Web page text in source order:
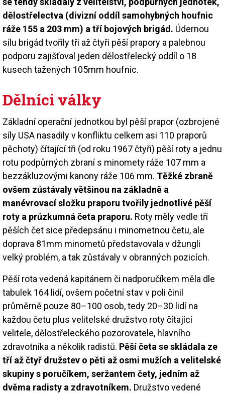
dělostřelectva (divizní oddíl samohybných houfnic
ráže 155 a 203 mm) a tří bojových brigád. Údernou
sílu brigád tvořily tři až čtyři pěší prapory a palebnou
podporu zajišťoval jeden dělostřelecký oddíl o 18
kusech tažených 105mm houfnic.
Dělníci války
Základní operační jednotkou byl pěší prapor (ozbrojené
síly USA nasadily v konfliktu celkem asi 110 praporů
pěchoty) čítající tři (od roku 1967 čtyři) pěší roty a jednu
rotu podpůrných zbraní s minomety ráže 107 mm a
bezzákluzovými kanony ráže 106 mm. Těžké zbraně
ovšem zůstávaly většinou na základně a
manévrovací složku praporu tvořily jednotlivé pěší
roty a průzkumná četa praporu. Roty měly vedle tří
pěších čet sice předepsánu i minometnou četu, ale
doprava 81mm minometů představovala v džungli
velký problém, a tak zůstávaly v obranných pozicích.
Pěší rota vedená kapitánem či nadporučíkem měla dle
tabulek 164 lidí, ovšem početní stav v poli činil
průměrně pouze 80–100 osob, tedy 20–30 lidí na
každou četu plus velitelské družstvo roty čítající
velitele, dělostřeleckého pozorovatele, hlavního
zdravotníka a několik radistů. Pěší četa se skládala ze
tří až čtyř družstev o pěti až osmi mužích a velitelské
skupiny s poručíkem, seržantem čety, jedním až
dvěma radisty a zdravotníkem. Družstvo vedené